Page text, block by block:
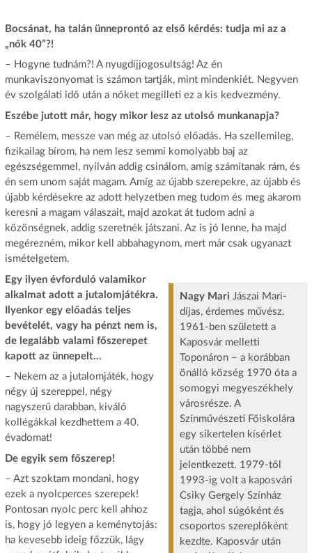
Bocsánat, ha talán ünneprontó az első kérdés: tudja mi az a
„nők 40”?!
– Hogyne tudnám?! A nyugdíjjogosultság! Az én
munkaviszonyomat is számon tartják, mint mindenkiét. Negyven
év szolgálati idő után a nőket megilleti ez a kis kedvezmény.
Eszébe jutott már, hogy mikor lesz az utolsó munkanapja?
– Remélem, messze van még az utolsó előadás. Ha szellemileg,
fizikailag bírom, ha nem lesz semmi komolyabb baj az
egészségemmel, nyilván addig csinálom, amíg számítanak rám, és
én sem unom saját magam. Amíg az újabb szerepekre, az újabb és
újabb kérdésekre az adott helyzetben meg tudom és meg akarom
keresni a magam válaszait, majd azokat át tudom adni a
közönségnek, addig szeretnék játszani. Az is jó lenne, ha majd
megérezném, mikor kell abbahagynom, mert már csak ugyanazt
ismételgetem.
Nagy Mari Jászai Mari-
díjas, érdemes művész.
1961-ben született a
Kaposvár melletti
Toponáron – a korábban
önálló község 1970 óta a
somogyi megyeszékhely
városrésze. A
Színművészeti Főiskolára
egy sikertelen kísérlet
után többé nem
jelentkezett. 1979-től
1993-ig volt a kaposvári
Csiky Gergely Színház
tagja, ahol súgóként és
csoportos szereplőként
kezdte. Kaposvár után
Egy ilyen évforduló valamikor
alkalmat adott a jutalomjátékra.
Ilyenkor egy előadás teljes
bevételét, vagy ha pénzt nem is,
de legalább valami főszerepet
kapott az ünnepelt…
– Nekem az a jutalomjáték, hogy
négy új szereppel, négy
nagyszerű darabban, kiváló
kollégákkal kezdhettem a 40.
évadomat!
De egyik sem főszerep!
– Azt szoktam mondani, hogy
ezek a nyolcperces szerepek!
Pontosan nyolc perc kell ahhoz
is, hogy jó legyen a keménytojás:
ha kevesebb ideig főzzük, lágy